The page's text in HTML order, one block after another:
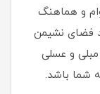
و هماهنگ
فضای نشیمن
مبلی و عسلی